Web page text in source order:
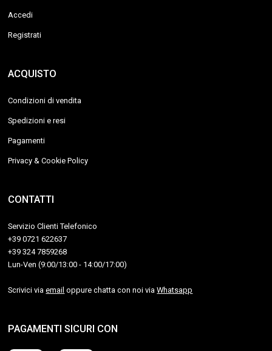
Accedi
Registrati
ACQUISTO
Condizioni di vendita
Spedizioni e resi
Pagamenti
Privacy & Cookie Policy
CONTATTI
Servizio Clienti Telefonico
+39 0721 622637
+39 324 7859268
Lun-Ven (9:00/13:00 - 14:00/17:00)
Scrivici viaemail oppure chatta con noi viaWhatsapp
PAGAMENTI SICURI CON